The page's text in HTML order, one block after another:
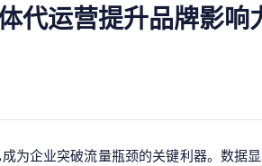
代运营提升品牌影响
为企业突破流量瓶颈的关键利器。数据